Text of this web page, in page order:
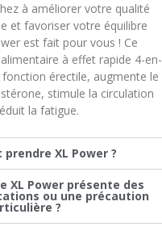
à améliorer votre qualité
et favoriser votre équilibre
est fait pour vous ! Ce
à effet rapide 4-en-
érectile, augmente le
stimule la circulation
la fatigue.
prendre XL Power ?
XL Power présente des
ou une précaution
?